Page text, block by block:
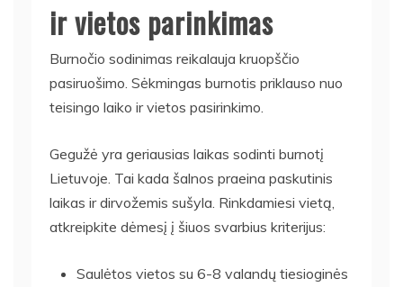
ir vietos parinkimas
Burnočio sodinimas reikalauja kruopščio
pasiruošimo. Sėkmingas burnotis priklauso nuo
teisingo laiko ir vietos pasirinkimo.
Gegužė yra geriausias laikas sodinti burnotį
Lietuvoje. Tai kada šalnos praeina paskutinis
laikas ir dirvožemis sušyla. Rinkdamiesi vietą,
atkreipkite dėmesį į šiuos svarbius kriterijus:
Saulėtos vietos su 6-8 valandų tiesioginės